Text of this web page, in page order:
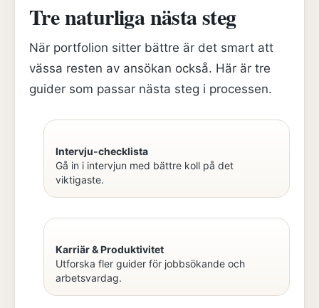
Tre naturliga nästa steg
När portfolion sitter bättre är det smart att
vässa resten av ansökan också. Här är tre
guider som passar nästa steg i processen.
Intervju-checklista
Gå in i intervjun med bättre koll på det
viktigaste.
Karriär & Produktivitet
Utforska fler guider för jobbsökande och
arbetsvardag.